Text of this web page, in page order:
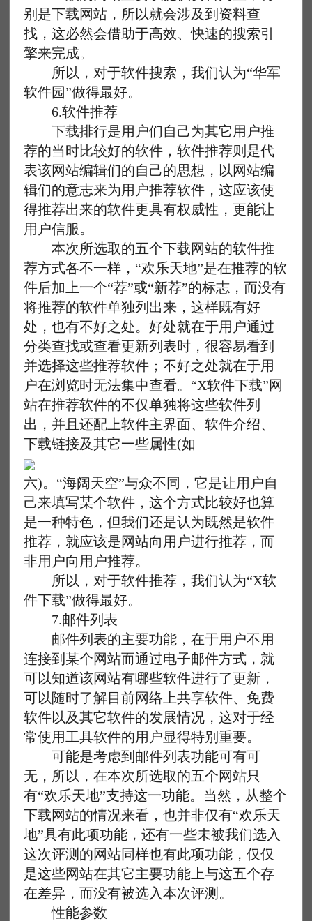
别是下载网站，所以就会涉及到资料查
找，这必然会借助于高效、快速的搜索引
擎来完成。
所以，对于软件搜索，我们认为“华军
软件园”做得最好。
6.软件推荐
下载排行是用户们自己为其它用户推
荐的当时比较好的软件，软件推荐则是代
表该网站编辑们的自己的思想，以网站编
辑们的意志来为用户推荐软件，这应该使
得推荐出来的软件更具有权威性，更能让
用户信服。
本次所选取的五个下载网站的软件推
荐方式各不一样，“欢乐天地”是在推荐的软
件后加上一个“荐”或“新荐”的标志，而没有
将推荐的软件单独列出来，这样既有好
处，也有不好之处。好处就在于用户通过
分类查找或查看更新列表时，很容易看到
并选择这些推荐软件；不好之处就在于用
户在浏览时无法集中查看。“X软件下载”网
站在推荐软件的不仅单独将这些软件列
出，并且还配上软件主界面、软件介绍、
下载链接及其它一些属性(如
六)。“海阔天空”与众不同，它是让用户自
己来填写某个软件，这个方式比较好也算
是一种特色，但我们还是认为既然是软件
推荐，就应该是网站向用户进行推荐，而
非用户向用户推荐。
所以，对于软件推荐，我们认为“X软
件下载”做得最好。
7.邮件列表
邮件列表的主要功能，在于用户不用
连接到某个网站而通过电子邮件方式，就
可以知道该网站有哪些软件进行了更新，
可以随时了解目前网络上共享软件、免费
软件以及其它软件的发展情况，这对于经
常使用工具软件的用户显得特别重要。
可能是考虑到邮件列表功能可有可
无，所以，在本次所选取的五个网站只
有“欢乐天地”支持这一功能。当然，从整个
下载网站的情况来看，也并非仅有“欢乐天
地”具有此项功能，还有一些未被我们选入
这次评测的网站同样也有此项功能，仅仅
是这些网站在其它主要功能上与这五个存
在差异，而没有被选入本次评测。
性能参数